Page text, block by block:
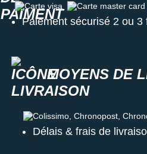
Carte visa Carte master card
Paiement sécurisé 2 ou 3
MOYENS DE
Colissimo, Chronopost, Chrono
Délais & frais de